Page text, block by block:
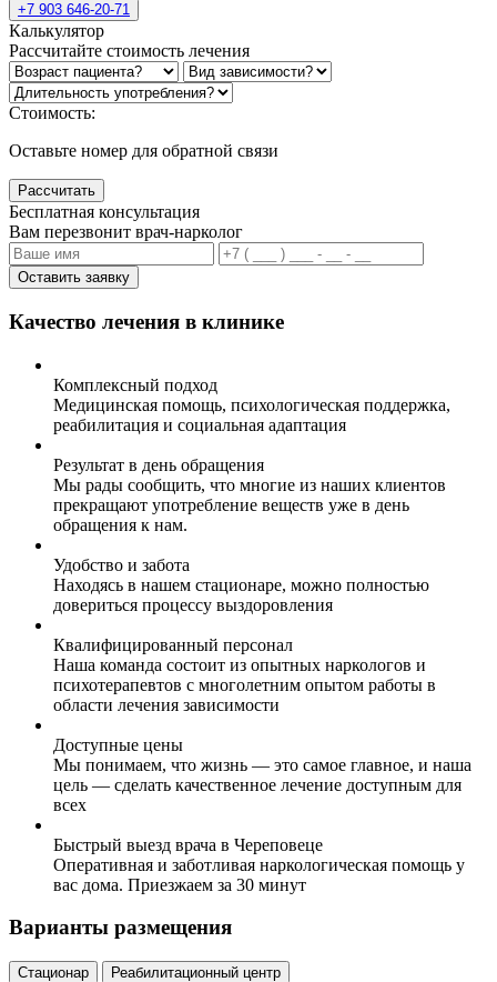
+7 903 646-20-71
Калькулятор
Рассчитайте стоимость лечения
Стоимость:
Оставьте номер для обратной связи
Рассчитать
Бесплатная консультация
Вам перезвонит врач-нарколог
Оставить заявку
Качество лечения в клинике
Комплексный подход
Медицинская помощь, психологическая поддержка,
реабилитация и социальная адаптация
Результат в день обращения
Мы рады сообщить, что многие из наших клиентов
прекращают употребление веществ уже в день
обращения к нам.
Удобство и забота
Находясь в нашем стационаре, можно полностью
довериться процессу выздоровления
Квалифицированный персонал
Наша команда состоит из опытных наркологов и
психотерапевтов с многолетним опытом работы в
области лечения зависимости
Доступные цены
Мы понимаем, что жизнь — это самое главное, и наша
цель — сделать качественное лечение доступным для
всех
Быстрый выезд врача в Череповеце
Оперативная и заботливая наркологическая помощь у
вас дома. Приезжаем за 30 минут
Варианты размещения
Стационар Реабилитационный центр